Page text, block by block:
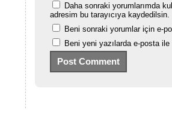
Daha sonraki yorumlarımda
adresim bu tarayıcıya kaydedilsin.
Beni sonraki yorumlar için e-
Beni yeni yazılarda e-posta ile